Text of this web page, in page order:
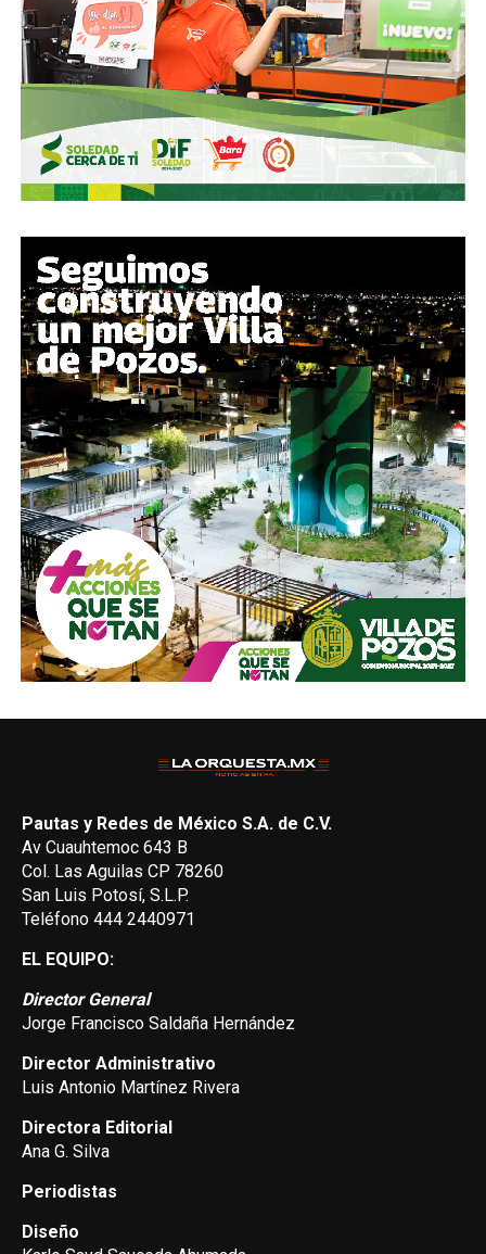
Pautas y Redes de México S.A. de C.V.
Av Cuauhtemoc 643 B
Col. Las Aguilas CP 78260
San Luis Potosí, S.L.P.
Teléfono 444 2440971
EL EQUIPO:
Director General
Jorge Francisco Saldaña Hernández
Director Administrativo
Luis Antonio Martínez Rivera
Directora Editorial
Ana G. Silva
Periodistas
Diseño